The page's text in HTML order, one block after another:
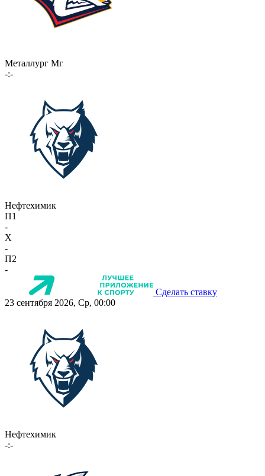
Металлург Мг
-:-
Нефтехимик
П1
-
X
-
П2
-
Сделать ставку
23 сентября 2026, Ср, 00:00
Нефтехимик
-:-